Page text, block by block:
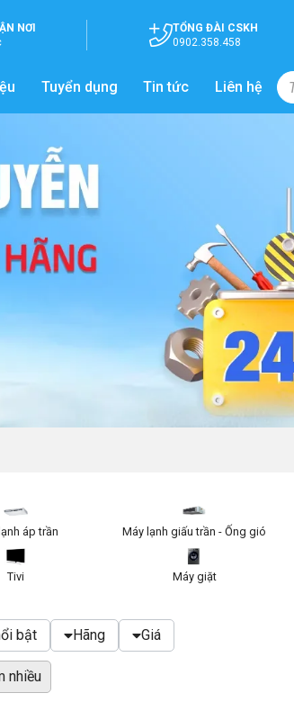
NƠI
TỔNG ĐÀI CSKH
0902.358.458
Tuyển dụng Tin tức Liên hệ
áp trần Máy lạnh giấu trần - Ống gió
Tivi Máy giặt
bật Hãng Giá
nhiều